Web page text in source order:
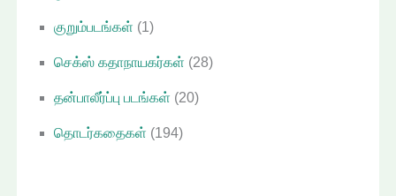
குறும்படங்கள் (1)
செக்ஸ் கதாநாயகர்கள் (28)
தன்பாலீர்ப்பு படங்கள் (20)
தொடர்கதைகள் (194)